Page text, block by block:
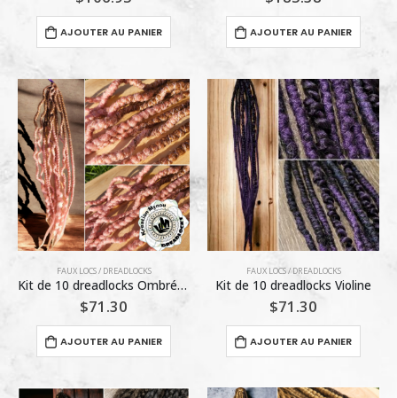
AJOUTER AU PANIER AJOUTER AU PANIER
FAUX LOCS / DREADLOCKS
Kit de 10 dreadlocks Ombré rose vintage Kreation Mynou Dreadlock 18 pouces
$71.30
AJOUTER AU PANIER
FAUX LOCS / DREADLOCKS
Kit de 10 dreadlocks Violine
$71.30
AJOUTER AU PANIER